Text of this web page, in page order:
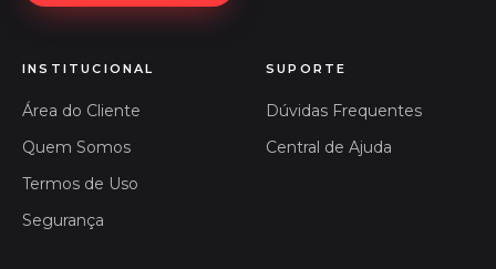
INSTITUCIONAL
Área do Cliente
Quem Somos
Termos de Uso
Segurança
SUPORTE
Dúvidas Frequentes
Central de Ajuda